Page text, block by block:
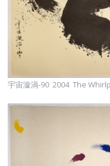
宇宙漩渦-90 2004 The